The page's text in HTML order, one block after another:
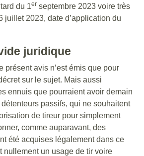
du 1er septembre 2023 voire très
juillet 2023, date d’application du
juridique
présent avis n’est émis que pour
sur le sujet. Mais aussi
ennuis que pourraient avoir demain
passifs, qui ne souhaitent
de tireur pour simplement
comme auparavant, des
été acquises légalement dans ce
nullement un usage de tir voire